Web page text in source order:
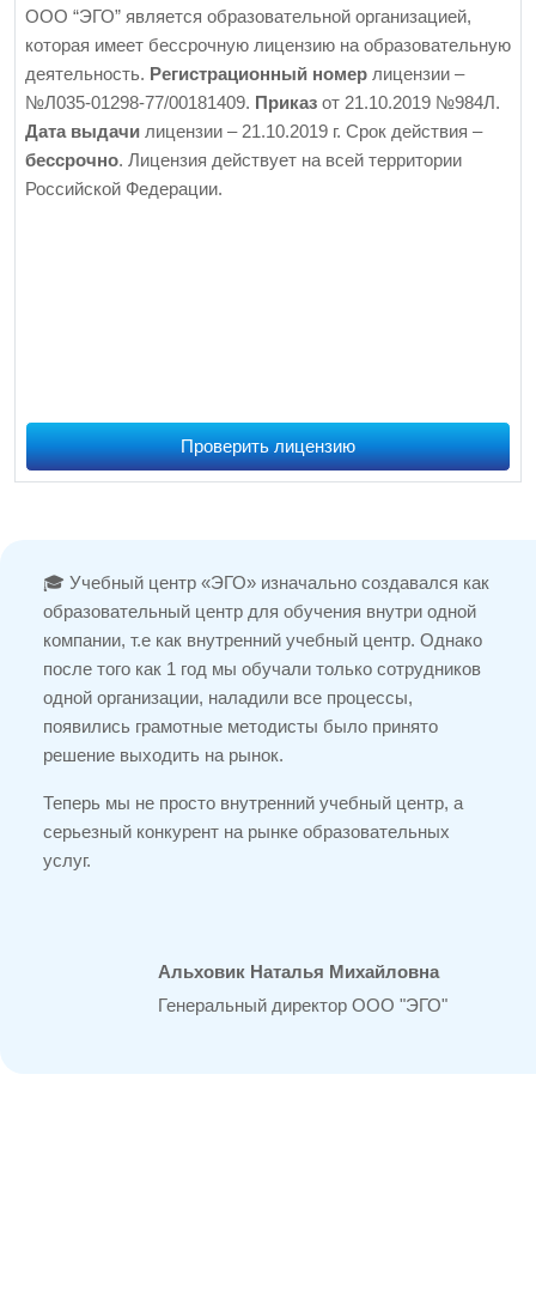
ООО “ЭГО” является образовательной организацией,
которая имеет бессрочную лицензию на образовательную
деятельность. Регистрационный номер лицензии –
№Л035-01298-77/00181409. Приказ от 21.10.2019 №984Л.
Дата выдачи лицензии – 21.10.2019 г. Срок действия –
бессрочно. Лицензия действует на всей территории
Российской Федерации.
Проверить лицензию
🎓 Учебный центр «ЭГО» изначально создавался как
образовательный центр для обучения внутри одной
компании, т.е как внутренний учебный центр. Однако
после того как 1 год мы обучали только сотрудников
одной организации, наладили все процессы,
появились грамотные методисты было принято
решение выходить на рынок.
Теперь мы не просто внутренний учебный центр, а
серьезный конкурент на рынке образовательных
услуг.
Альховик Наталья Михайловна
Генеральный директор ООО "ЭГО"